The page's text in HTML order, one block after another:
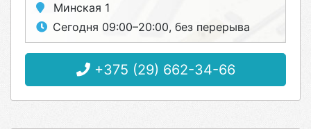
Минская 1
Сегодня 09:00–20:00, без перерыва
+375 (29) 662-34-66